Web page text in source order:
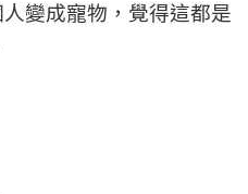
變成寵物，覺得這都是